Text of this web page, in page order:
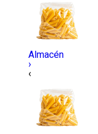
Almacén
›
‹